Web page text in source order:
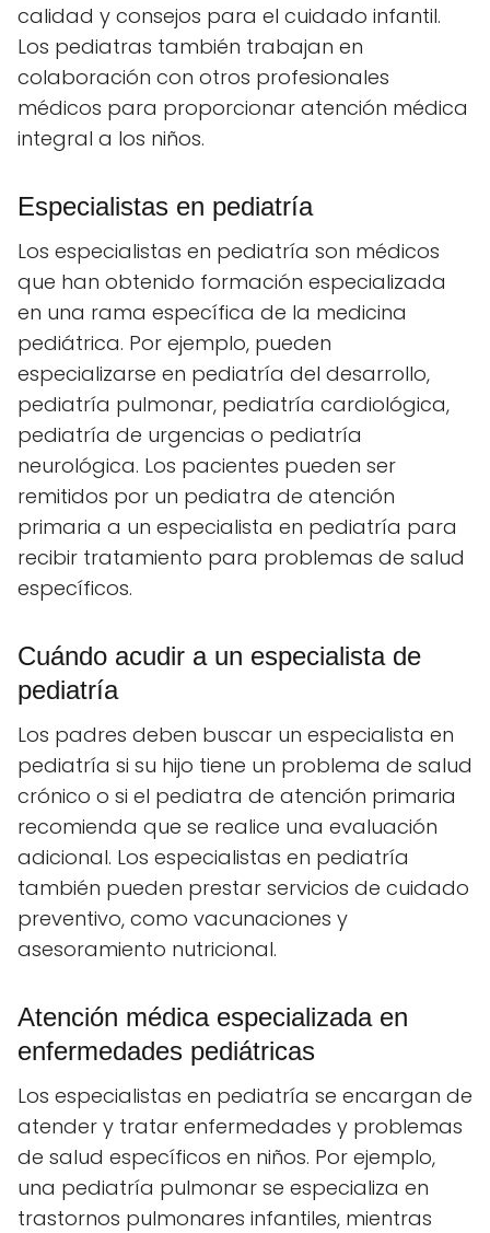
calidad y consejos para el cuidado infantil.
Los pediatras también trabajan en
colaboración con otros profesionales
médicos para proporcionar atención médica
integral a los niños.
Especialistas en pediatría
Los especialistas en pediatría son médicos
que han obtenido formación especializada
en una rama específica de la medicina
pediátrica. Por ejemplo, pueden
especializarse en pediatría del desarrollo,
pediatría pulmonar, pediatría cardiológica,
pediatría de urgencias o pediatría
neurológica. Los pacientes pueden ser
remitidos por un pediatra de atención
primaria a un especialista en pediatría para
recibir tratamiento para problemas de salud
específicos.
Cuándo acudir a un especialista de
pediatría
Los padres deben buscar un especialista en
pediatría si su hijo tiene un problema de salud
crónico o si el pediatra de atención primaria
recomienda que se realice una evaluación
adicional. Los especialistas en pediatría
también pueden prestar servicios de cuidado
preventivo, como vacunaciones y
asesoramiento nutricional.
Atención médica especializada en
enfermedades pediátricas
Los especialistas en pediatría se encargan de
atender y tratar enfermedades y problemas
de salud específicos en niños. Por ejemplo,
una pediatría pulmonar se especializa en
trastornos pulmonares infantiles, mientras